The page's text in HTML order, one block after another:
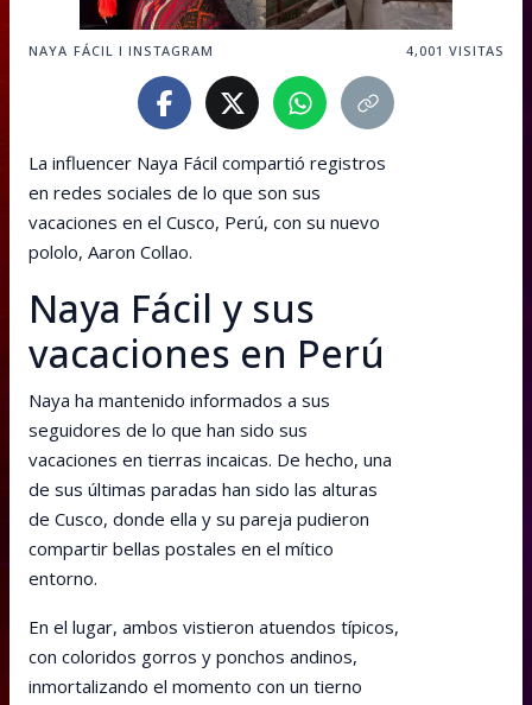
NAYA FÁCIL I INSTAGRAM 4,001 VISITAS
La influencer Naya Fácil compartió registros
en redes sociales de lo que son sus
vacaciones en el Cusco, Perú, con su nuevo
pololo, Aaron Collao.
Naya Fácil y sus
vacaciones en Perú
Naya ha mantenido informados a sus
seguidores de lo que han sido sus
vacaciones en tierras incaicas. De hecho, una
de sus últimas paradas han sido las alturas
de Cusco, donde ella y su pareja pudieron
compartir bellas postales en el mítico
entorno.
En el lugar, ambos vistieron atuendos típicos,
con coloridos gorros y ponchos andinos,
inmortalizando el momento con un tierno